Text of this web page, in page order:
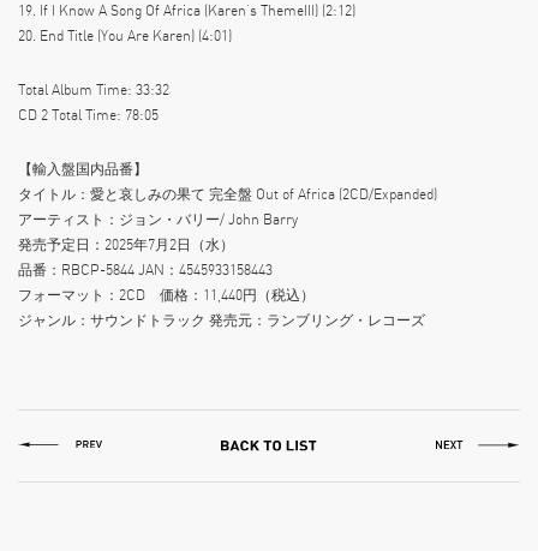
19. If I Know A Song Of Africa (Karen’s ThemeIII) (2:12)
20. End Title (You Are Karen) (4:01)
Total Album Time: 33:32
CD 2 Total Time: 78:05
【輸入盤国内品番】
タイトル：愛と哀しみの果て 完全盤 Out of Africa (2CD/Expanded)
アーティスト：ジョン・バリー/ John Barry
発売予定日：2025年7月2日（水）
品番：RBCP-5844 JAN：4545933158443
フォーマット：2CD 価格：11,440円（税込）
ジャンル：サウンドトラック 発売元：ランブリング・レコーズ